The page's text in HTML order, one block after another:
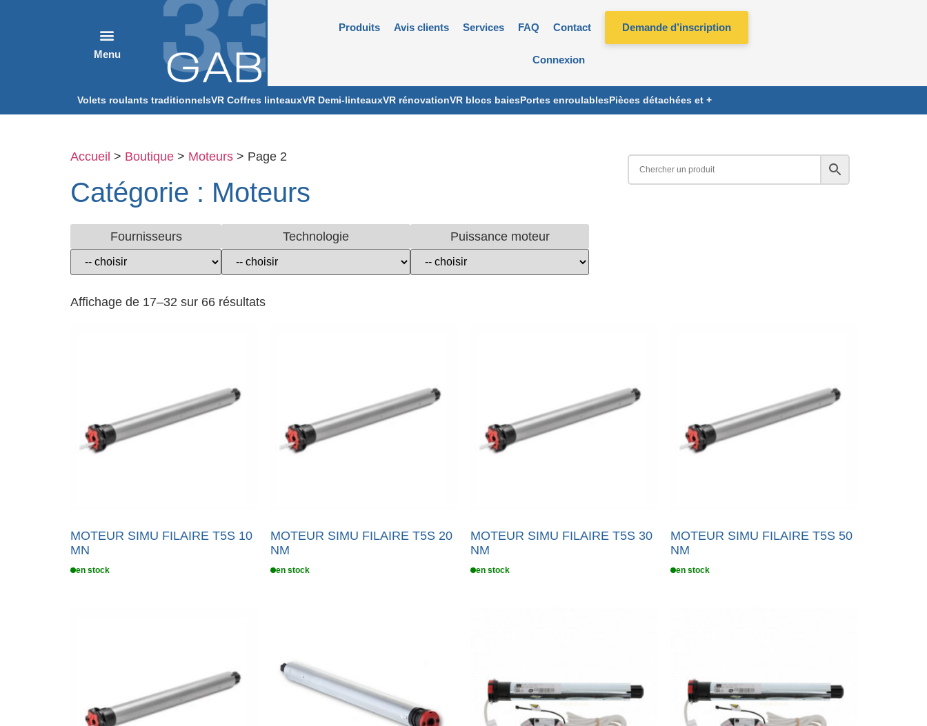
Produits Avis clients Services FAQ Contact Demande d’inscription
Connexion
Volets roulants traditionnelsVR Coffres linteauxVR Demi-linteauxVR rénovationVR blocs baiesPortes enroulablesPièces détachées et +
Accueil > Boutique > Moteurs > Page 2
Catégorie : Moteurs
Fournisseurs Technologie Puissance moteur
Affichage de 17–32 sur 66 résultats
MOTEUR SIMU FILAIRE T5S 10
MN
en stock
MOTEUR SIMU FILAIRE T5S 20
NM
en stock
MOTEUR SIMU FILAIRE T5S 30
NM
en stock
MOTEUR SIMU FILAIRE T5S 50
NM
en stock